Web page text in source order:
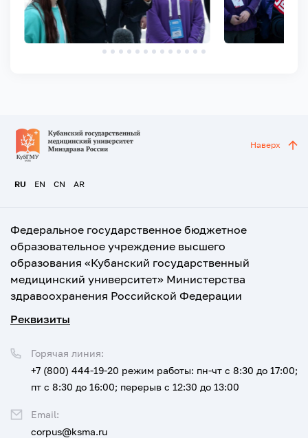
RU EN CN AR
Наверх
Федеральное государственное бюджетное
образовательное учреждение высшего
образования «Кубанский государственный
медицинский университет» Министерства
здравоохранения Российской Федерации
Реквизиты
Горячая линия:
+7 (800) 444-19-20 режим работы: пн-чт с 8:30 до 17:00;
пт с 8:30 до 16:00; перерыв с 12:30 до 13:00
Email:
corpus@ksma.ru